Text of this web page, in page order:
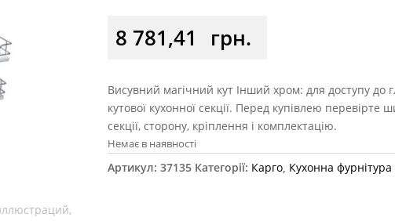
8 781,41 грн.
Висувний магічний кут Інший хром: для доступу до
кутової кухонної секції. Перед купівлею перевірте
секції, сторону, кріплення і комплектацію.
Немає в наявності
Артикул:37135 Категорії: Карго, Кухонна фурнітура